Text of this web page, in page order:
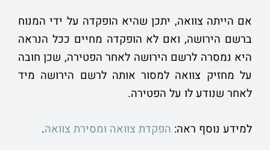
אם הייתה צוואה, יתכן שהיא הופקדה על ידי המנוח
ברשם הירושה, ואם לא הופקדה מחיים ככל הנראה
היא נמסרה לרשם הירושה לאחר הפטירה, שכן חובה
על מחזיק צוואה למסור אותה לרשם הירושה מיד
לאחר שנודע לו על הפטירה.
למידע נוסף ראה: הפקדת צוואה ומסירת צוואה.